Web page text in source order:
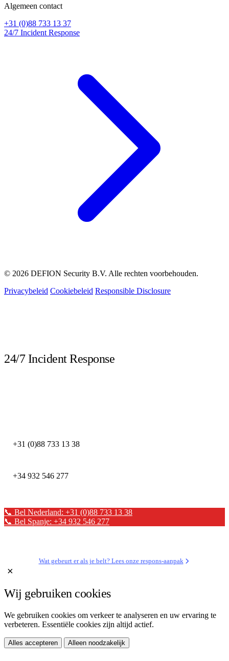
Algemeen contact
+31 (0)88 733 13 37
24/7 Incident Response
© 2026 DEFION Security B.V. Alle rechten voorbehouden.
Privacybeleid Cookiebeleid Responsible Disclosure
24/7 Incident Response
+31 (0)88 733 13 38
+34 932 546 277
📞 Bel Nederland: +31 (0)88 733 13 38
📞 Bel Spanje: +34 932 546 277
Wat gebeurt er als je belt? Lees onze respons-aanpak
×
Wij gebruiken cookies
We gebruiken cookies om verkeer te analyseren en uw ervaring te
verbeteren. Essentiële cookies zijn altijd actief.
Alles accepteren Alleen noodzakelijk